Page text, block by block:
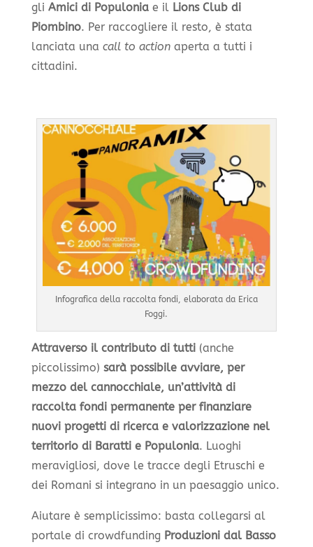
gli Amici di Populoniae il Lions Club di
Piombino. Per raccogliere il resto, è stata
lanciata una call to actionaperta a tutti i
cittadini.
Infografica della raccolta fondi, elaborata da Erica
Foggi.
Attraverso il contributo di tutti(anche
piccolissimo) sarà possibile avviare, per
mezzo del cannocchiale, un’attività di
raccolta fondi permanente per finanziare
nuovi progetti di ricerca e valorizzazione nel
territorio di Baratti e Populonia. Luoghi
meravigliosi, dove le tracce degli Etruschi e
dei Romani si integrano in un paesaggio unico.
Aiutare è semplicissimo: basta collegarsi al
portale di crowdfunding Produzioni dal Basso